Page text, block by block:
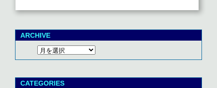
ARCHIVE
CATEGORIES